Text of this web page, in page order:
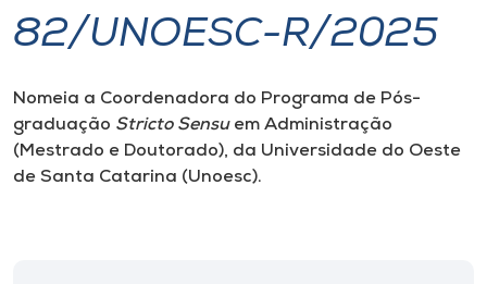
I.nova
Diplomados
Cultura
82/UNOESC-R/2025
Nomeia a Coordenadora do Programa de Pós-
graduação Stricto Sensuem Administração
(Mestrado e Doutorado), da Universidade do Oeste
de Santa Catarina (Unoesc).